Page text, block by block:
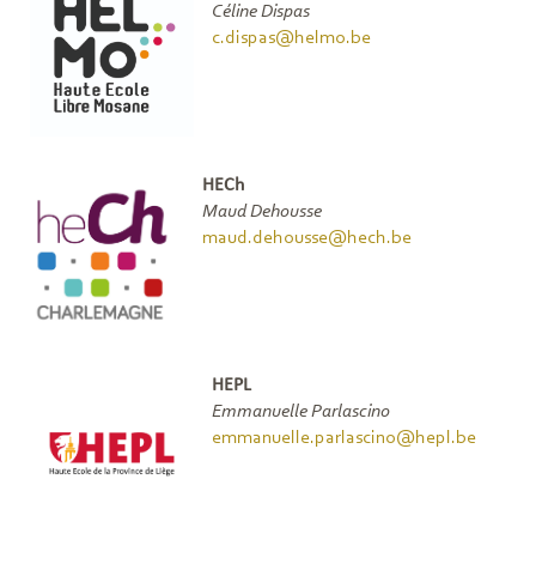
Céline Dispas
c.dispas@helmo.be
HECh
Maud Dehousse
maud.dehousse@hech.be
HEPL
Emmanuelle Parlascino
emmanuelle.parlascino@hepl.be